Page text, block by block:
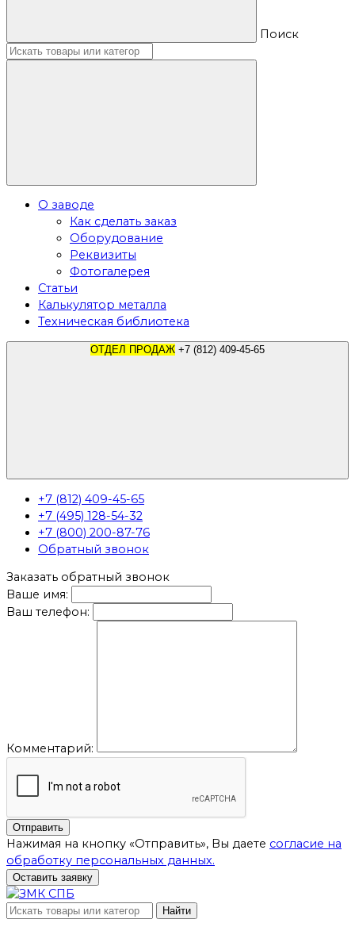
Поиск
О заводе
Как сделать заказ
Оборудование
Реквизиты
Фотогалерея
Статьи
Калькулятор металла
Техническая библиотека
ОТДЕЛ ПРОДАЖ
+7 (812) 409-45-65
+7 (495) 128-54-32
+7 (800) 200-87-76
Обратный звонок
Заказать обратный звонок
Ваше имя:
Ваш телефон:
Комментарий:
Отправить
Нажимая на кнопку «Отправить», Вы даете согласие на
обработку персональных данных.
Оставить заявку
Найти